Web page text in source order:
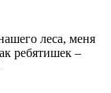
леса, меня
ребятишек –